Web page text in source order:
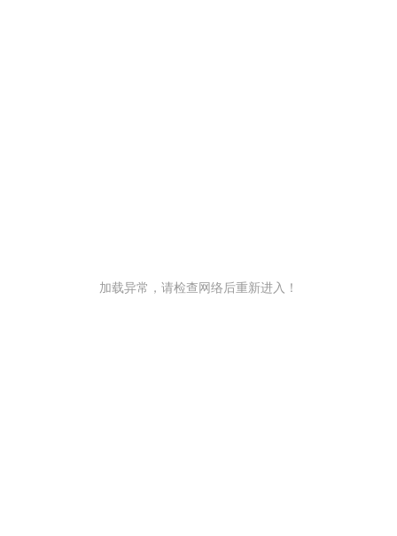
加载异常，请检查网络后重新进入！